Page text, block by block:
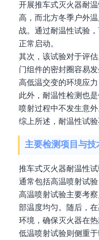
开展推车式灭火器耐
高，而北方冬季户外
战。通过耐温性试验
正常启动。
其次，该试验对于评
门组件的密封圈容易
高低温交变的环境应
此外，耐温性检测也
喷射过程中不发生意
综上所述，耐温性试
主要检测项目与技
推车式灭火器耐温性
通常包括高温喷射试
高温喷射试验主要考
部温度均匀。随后，
环境，确保灭火器在
低温喷射试验则侧重